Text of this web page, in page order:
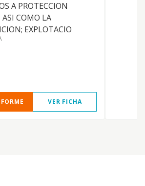
A PROTECCION
ASI COMO LA
EXPLOTACIO
VER FICHA